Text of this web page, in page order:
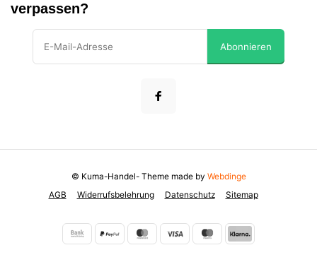
verpassen?
Abonnieren
AGB Widerrufsbelehrung Datenschutz Sitemap
© Kuma-Handel- Theme made by Webdinge